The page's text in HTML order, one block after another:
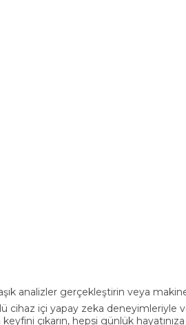
analizler gerçekleştirin veya
içi yapay zeka deneyimleriyle
çıkarın, hepsi günlük